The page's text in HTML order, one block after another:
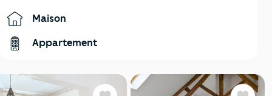
Maison
Appartement